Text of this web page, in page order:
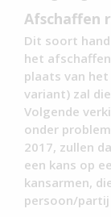
Afschaffen
Dit soort
het
plaats van
variant) zal
Volgende
onder
2017, zullen
een kans op
kansarmen,
persoon/partij